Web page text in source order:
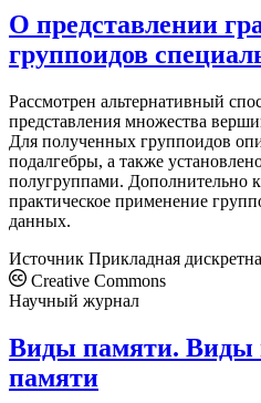
О представлении
группоидов
Рассмотрен альтернативный
представления множества
Для полученных группоидов
подалгебры, а также
полугруппами. Дополнительно
практическое применение
данных.
Источник Прикладная
Creative Commons
Научный журнал
Виды памяти. Виды
памяти